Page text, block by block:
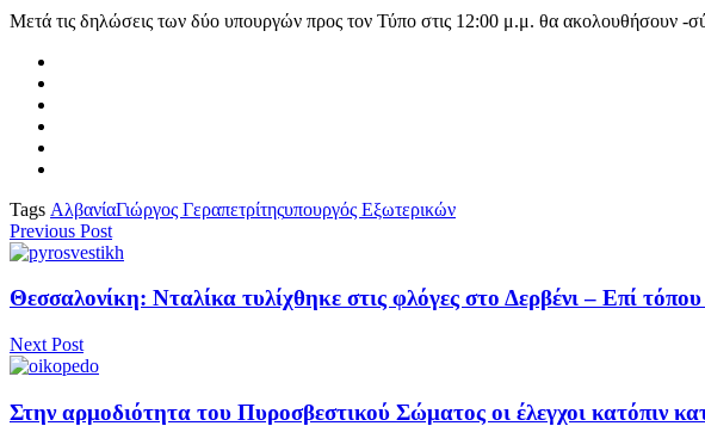
Μετά τις δηλώσεις των δύο υπουργών προς τον Τύπο στις 12:00 μ.μ. θα ακολουθήσουν
Tags ΑλβανίαΓιώργος Γεραπετρίτηςυπουργός Εξωτερικών
Previous Post
Θεσσαλονίκη: Νταλίκα τυλίχθηκε στις φλόγες στο Δερβένι – Επί
Next Post
Στην αρμοδιότητα του Πυροσβεστικού Σώματος οι έλεγχοι κατόπιν